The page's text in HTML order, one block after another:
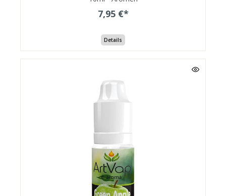
7,95 €*
Details